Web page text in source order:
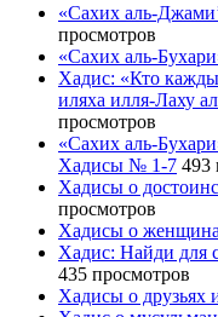
«Сахих аль-
просмотров
«Сахих аль-
Хадис: «Кто
иляха илля-Лаху
просмотров
«Сахих аль-
Хадисы № 1-7 493
Хадисы о
просмотров
Хадисы о
Хадис: Найди для
435 просмотров
Хадисы о друзьях